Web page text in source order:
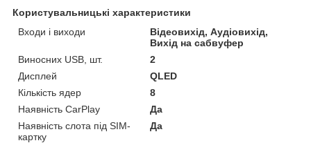
Користувальницькі характеристики
Входи і виходи
Відеовихід, Аудіовихід,
Вихід на сабвуфер
Виносних USB, шт.
2
Дисплей
QLED
Кількість ядер
8
Наявність CarPlay
Да
Наявність слота під SIM-
картку
Да